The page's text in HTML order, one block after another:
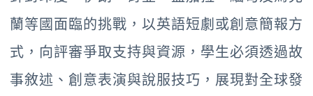
蘭等國面臨的挑戰，以英語短劇或創意簡報方
式，向評審爭取支持與資源，學生必須透過故
事敘述、創意表演與說服技巧，展現對全球發